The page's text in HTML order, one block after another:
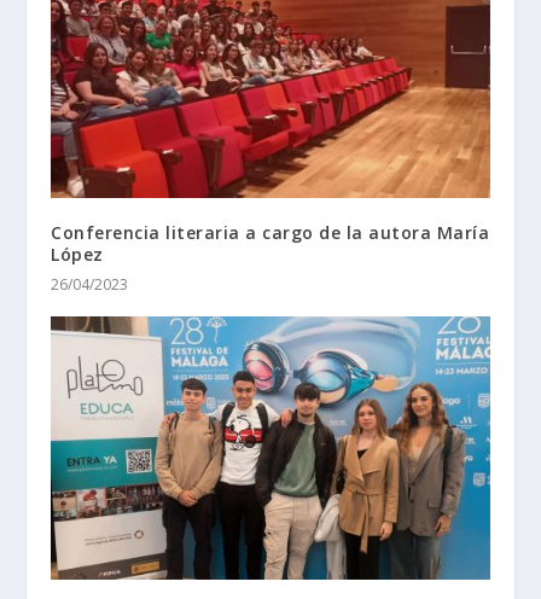
Conferencia literaria a cargo de la autora María
López
26/04/2023